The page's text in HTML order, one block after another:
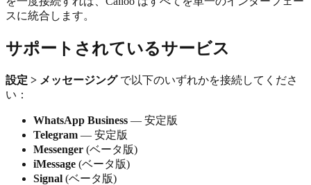
スに統合します。
サポートされているサービス
設定 > メッセージングで以下のいずれかを接続してくださ
い：
WhatsApp Business — 安定版
Telegram — 安定版
Messenger (ベータ版)
iMessage (ベータ版)
Signal (ベータ版)